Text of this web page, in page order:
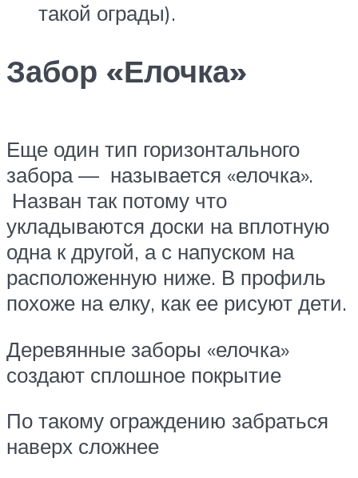
такой ограды).
Забор «Елочка»
Еще один тип горизонтального
забора — называется «елочка».
Назван так потому что
укладываются доски на вплотную
одна к другой, а с напуском на
расположенную ниже. В профиль
похоже на елку, как ее рисуют дети.
Деревянные заборы «елочка»
создают сплошное покрытие
По такому ограждению забраться
наверх сложнее